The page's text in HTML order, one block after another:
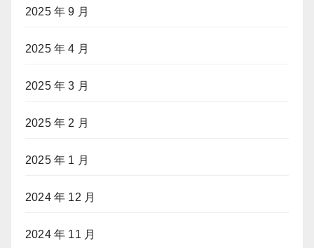
2025 年 9 月
2025 年 4 月
2025 年 3 月
2025 年 2 月
2025 年 1 月
2024 年 12 月
2024 年 11 月